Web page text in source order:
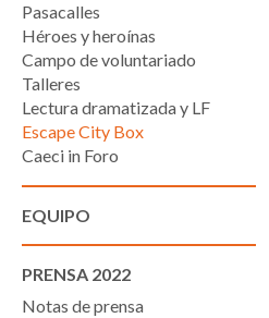
Pasacalles
Héroes y heroínas
Campo de voluntariado
Talleres
Lectura dramatizada y LF
Escape City Box
Caeci in Foro
EQUIPO
PRENSA 2022
Notas de prensa